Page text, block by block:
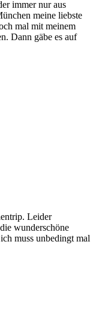
immer nur aus
meine liebste
mal mit meinem
Dann gäbe es auf
Leider
wunderschöne
muss unbedingt mal